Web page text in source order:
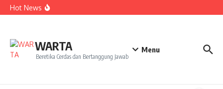
Lewati ke konten
Hot News
ke NCC 4 Bali
Sukseskan Kerja Bakti di Anjungan Melancar
WARTA
Beretika Cerdas dan Bertanggung Jawab
Menu